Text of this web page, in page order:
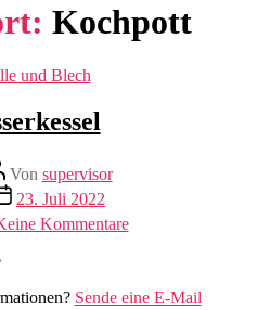
Kochpott
Kategorien
und Blech
Von supervisor
23. Juli 2022
Kommentarezu
Wasserkessel
Sende eine E-Mail